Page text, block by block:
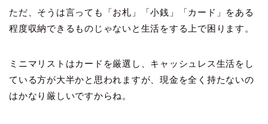
ただ、そうは言っても「お札」「小銭」「カード」をある
程度収納できるものじゃないと生活をする上で困ります。
ミニマリストはカードを厳選し、キャッシュレス生活をし
ている方が大半かと思われますが、現金を全く持たないの
はかなり厳しいですからね。